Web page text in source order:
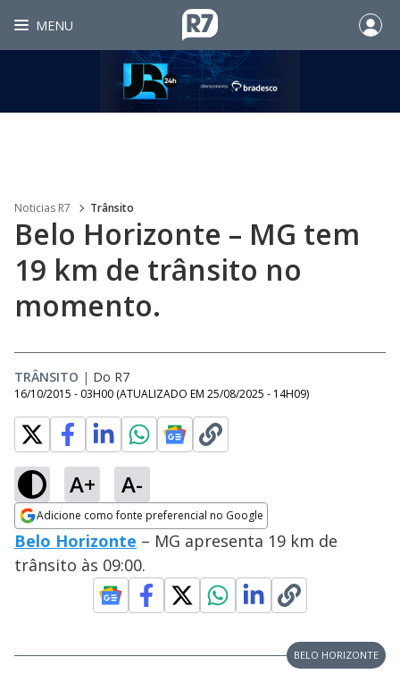
MENU
Noticias R7 Trânsito
Belo Horizonte – MG tem
19 km de trânsito no
momento.
TRÂNSITO | Do R7
16/10/2015 - 03H00 (ATUALIZADO EM 25/08/2025 - 14H09)
A+ A-
Adicione como fonte preferencial no Google
Opens in new window
Belo Horizonte – MG apresenta 19 km de
trânsito às 09:00.
BELO HORIZONTE